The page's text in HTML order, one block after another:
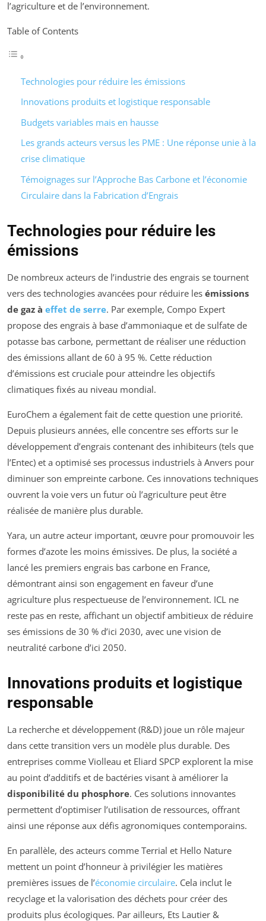
l’agriculture et de l’environnement.
Table of Contents
Technologies pour réduire les émissions
Innovations produits et logistique responsable
Budgets variables mais en hausse
Les grands acteurs versus les PME : Une réponse unie à la
crise climatique
Témoignages sur l’Approche Bas Carbone et l’économie
Circulaire dans la Fabrication d’Engrais
Technologies pour réduire les
émissions
De nombreux acteurs de l’industrie des engrais se tournent
vers des technologies avancées pour réduire les émissions
de gaz à effet de serre. Par exemple, Compo Expert
propose des engrais à base d’ammoniaque et de sulfate de
potasse bas carbone, permettant de réaliser une réduction
des émissions allant de 60 à 95 %. Cette réduction
d’émissions est cruciale pour atteindre les objectifs
climatiques fixés au niveau mondial.
EuroChem a également fait de cette question une priorité.
Depuis plusieurs années, elle concentre ses efforts sur le
développement d’engrais contenant des inhibiteurs (tels que
l’Entec) et a optimisé ses processus industriels à Anvers pour
diminuer son empreinte carbone. Ces innovations techniques
ouvrent la voie vers un futur où l’agriculture peut être
réalisée de manière plus durable.
Yara, un autre acteur important, œuvre pour promouvoir les
formes d’azote les moins émissives. De plus, la société a
lancé les premiers engrais bas carbone en France,
démontrant ainsi son engagement en faveur d’une
agriculture plus respectueuse de l’environnement. ICL ne
reste pas en reste, affichant un objectif ambitieux de réduire
ses émissions de 30 % d’ici 2030, avec une vision de
neutralité carbone d’ici 2050.
Innovations produits et logistique
responsable
La recherche et développement (R&D) joue un rôle majeur
dans cette transition vers un modèle plus durable. Des
entreprises comme Violleau et Eliard SPCP explorent la mise
au point d’additifs et de bactéries visant à améliorer la
disponibilité du phosphore. Ces solutions innovantes
permettent d’optimiser l’utilisation de ressources, offrant
ainsi une réponse aux défis agronomiques contemporains.
En parallèle, des acteurs comme Terrial et Hello Nature
mettent un point d’honneur à privilégier les matières
premières issues de l’économie circulaire. Cela inclut le
recyclage et la valorisation des déchets pour créer des
produits plus écologiques. Par ailleurs, Ets Lautier &